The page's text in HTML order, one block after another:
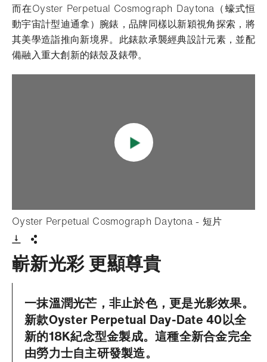
而在Oyster Perpetual Cosmograph Daytona（蠔式恒
動宇宙計型迪通拿）腕錶，品牌同樣以新穎視角探索，將
其美學造詣推向新境界。此錶款承襲經典設計元素，並配
備融入重大創新的錶殼及錶帶。
Oyster Perpetual Cosmograph Daytona - 短片- 打開
嶄新光彩 更顯尊貴
一抹溫潤光芒，非止於色，更是光影效果。
新款Oyster Perpetual Day-Date 40以全
新的18K紀念型金製成。這種全新合金完全
由勞力士自主研發製造。